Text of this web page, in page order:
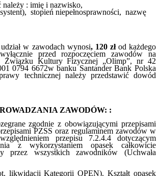
należy : imię i nazwisko,
stopień niepełnosprawności, nazwę
w zawodach wynosi, 120 zł od każdego
przed rozpoczęciem zawodów na
Związku Kultury Fizycznej „Olimp”, nr 42
0794 6672w banku Santander Bank Polska
technicznej należy przedstawić dowód
ZAWODÓW: :
zgodnie z obowiązującymi przepisami
PZSS oraz regulaminem zawodów w
przepisu 7.2.4.4 dotyczącym
z wykorzystaniem opasek całkowicie
przez wszystkich zawodników (Uchwała
likwidacji Kategorii OPEN). Kształt opasek